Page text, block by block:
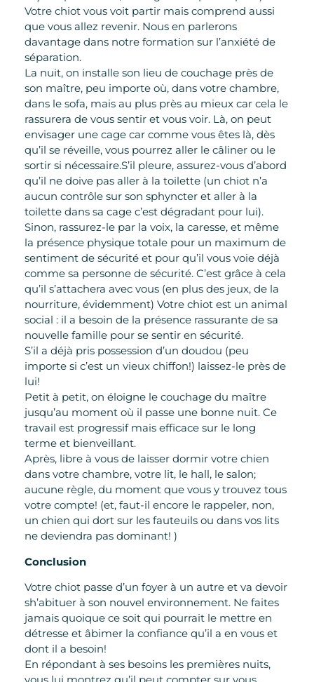
Votre chiot vous voit partir mais comprend aussi
que vous allez revenir. Nous en parlerons
davantage dans notre formation sur l’anxiété de
séparation.
La nuit, on installe son lieu de couchage près de
son maître, peu importe où, dans votre chambre,
dans le sofa, mais au plus près au mieux car cela le
rassurera de vous sentir et vous voir. Là, on peut
envisager une cage car comme vous êtes là, dès
qu’il se réveille, vous pourrez aller le câliner ou le
sortir si nécessaire.S’il pleure, assurez-vous d’abord
qu’il ne doive pas aller à la toilette (un chiot n’a
aucun contrôle sur son sphyncter et aller à la
toilette dans sa cage c’est dégradant pour lui).
Sinon, rassurez-le par la voix, la caresse, et même
la présence physique totale pour un maximum de
sentiment de sécurité et pour qu’il vous voie déjà
comme sa personne de sécurité. C’est grâce à cela
qu’il s’attachera avec vous (en plus des jeux, de la
nourriture, évidemment) Votre chiot est un animal
social : il a besoin de la présence rassurante de sa
nouvelle famille pour se sentir en sécurité.
S’il a déjà pris possession d’un doudou (peu
importe si c’est un vieux chiffon!) laissez-le près de
lui!
Petit à petit, on éloigne le couchage du maître
jusqu’au moment où il passe une bonne nuit. Ce
travail est progressif mais efficace sur le long
terme et bienveillant.
Après, libre à vous de laisser dormir votre chien
dans votre chambre, votre lit, le hall, le salon;
aucune règle, du moment que vous y trouvez tous
votre compte! (et, faut-il encore le rappeler, non,
un chien qui dort sur les fauteuils ou dans vos lits
ne deviendra pas dominant! )
Conclusion
Votre chiot passe d’un foyer à un autre et va devoir
sh’abituer à son nouvel environnement. Ne faites
jamais quoique ce soit qui pourrait le mettre en
détresse et âbimer la confiance qu’il a en vous et
dont il a besoin!
En répondant à ses besoins les premières nuits,